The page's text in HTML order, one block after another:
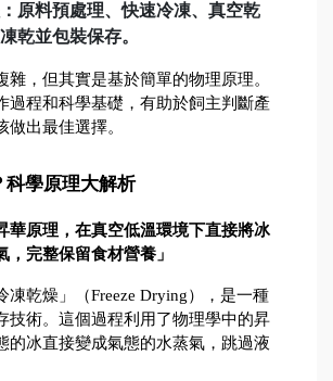
原料預處理、快速冷凍、真空乾
乾並包裝保存。
雜，但其實是基於簡單的物理原理。
過程和科學基礎，有助於飼主判斷產
做出最佳選擇。
科學原理大解析
華原理，在真空低溫環境下直接將冰
，完整保留食材營養」
凍乾燥」（Freeze Drying），是一種
技術。這個過程利用了物理學中的昇
的冰直接變成氣態的水蒸氣，跳過液